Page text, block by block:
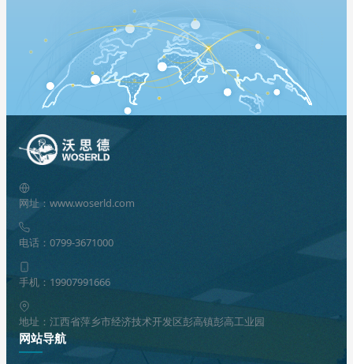
网址：www.woserld.com
电话：0799-3671000
手机：19907991666
地址：江西省萍乡市经济技术开发区彭高镇彭高工业园
网站导航